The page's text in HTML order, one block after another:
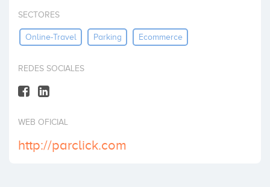
Invest
SECTORES
Online-Travel Parking Ecommerce
REDES SOCIALES
WEB OFICIAL
http://parclick.com